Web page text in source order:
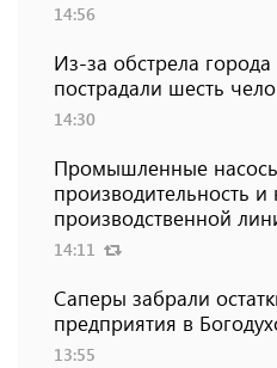
14:56
Из-за обстрела
пострадали шесть
14:30
Промышленные
производительность
производственной
14:11
Саперы забрали
предприятия в
13:55